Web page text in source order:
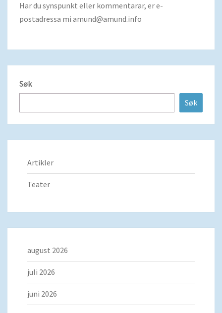
Har du synspunkt eller kommentarar, er e-
postadressa mi amund@amund.info
Søk
Søk
Artikler
Teater
august 2026
juli 2026
juni 2026